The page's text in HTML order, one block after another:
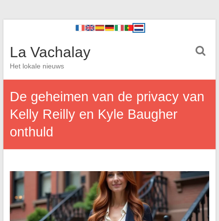
La Vachalay
Het lokale nieuws
De geheimen van de privacy van
Kelly Reilly en Kyle Baugher
onthuld